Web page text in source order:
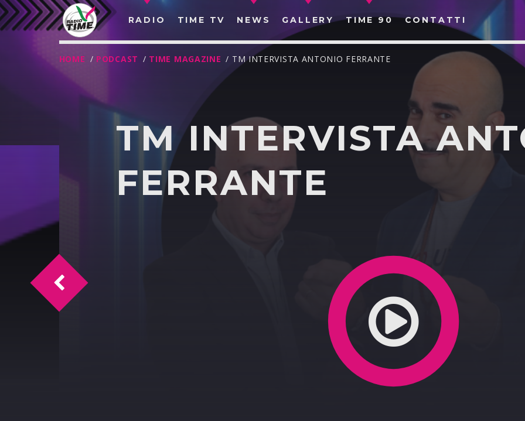
RADIO TIME TV NEWS GALLERY TIME 90 CONTATTI
CERCA NEL SITO WEB:
HOME / PODCAST / TIME MAGAZINE / TM INTERVISTA ANTONIO FERRANTE
TM INTERVISTA
FERRANTE
Oroscopo del 11-01-2022L